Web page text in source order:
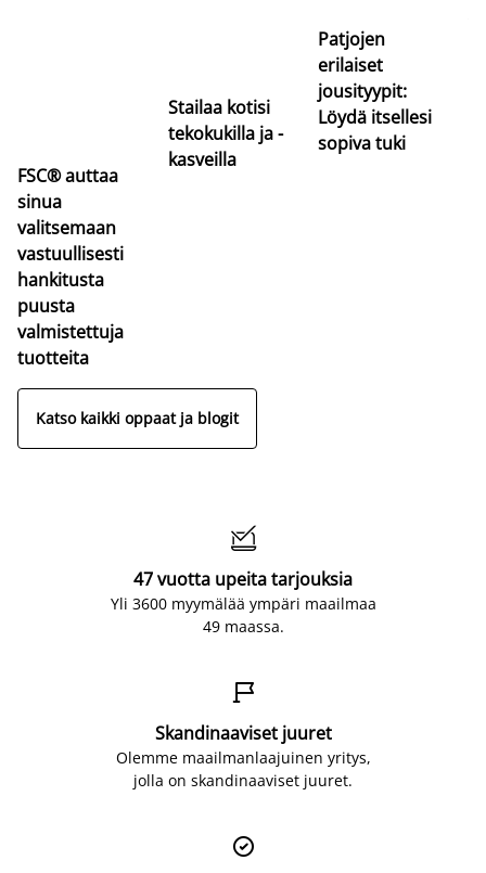
FSC® auttaa
sinua
valitsemaan
vastuullisesti
hankitusta
puusta
valmistettuja
tuotteita
Stailaa kotisi
tekokukilla ja -
kasveilla
Patjojen
erilaiset
jousityypit:
Löydä itsellesi
sopiva tuki
Katso kaikki oppaat ja blogit

47 vuotta upeita tarjouksia
Yli 3600 myymälää ympäri maailmaa
49 maassa.

Skandinaaviset juuret
Olemme maailmanlaajuinen yritys,
jolla on skandinaaviset juuret.
